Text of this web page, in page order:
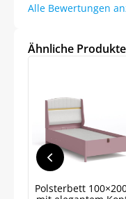
Alle Bewertungen
Ähnliche Produkte
Polsterbett
Jetzt